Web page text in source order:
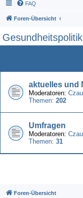
FAQ
Foren-Übersicht
Gesundheitspolitik
aktuelles und
Moderatoren:
Themen: 202
Umfragen
Moderatoren:
Themen: 31
Foren-Übersicht